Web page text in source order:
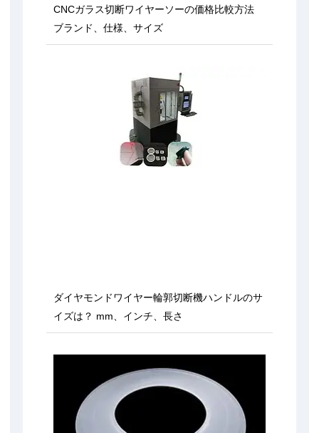
CNCガラス切断ワイヤーソーの価格比較方法
ブランド、仕様、サイズ
ダイヤモンドワイヤー輪郭切断機ハンドルのサ
イズは？ mm、インチ、長さ